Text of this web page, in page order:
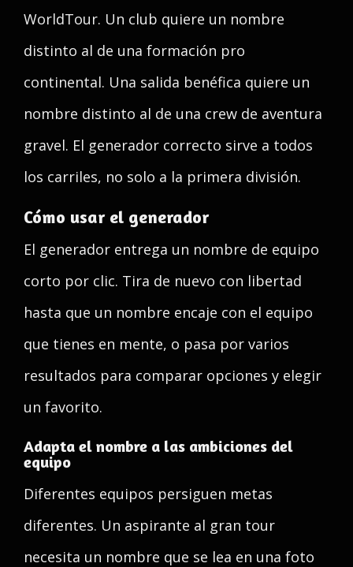
WorldTour. Un club quiere un nombre
distinto al de una formación pro
continental. Una salida benéfica quiere un
nombre distinto al de una crew de aventura
gravel. El generador correcto sirve a todos
los carriles, no solo a la primera división.
Cómo usar el generador
El generador entrega un nombre de equipo
corto por clic. Tira de nuevo con libertad
hasta que un nombre encaje con el equipo
que tienes en mente, o pasa por varios
resultados para comparar opciones y elegir
un favorito.
Adapta el nombre a las ambiciones del
equipo
Diferentes equipos persiguen metas
diferentes. Un aspirante al gran tour
necesita un nombre que se lea en una foto